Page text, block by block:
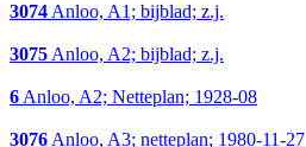
3074Anloo, A1; bijblad; z.j.
3075Anloo, A2; bijblad; z.j.
6Anloo, A2; Netteplan; 1928-08
3076Anloo, A3; netteplan; 1980-11-27